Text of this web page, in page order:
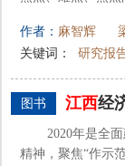
作者： 麻智辉
关键词：
研究报
图书 江西经
2020年是全
精神，聚焦“作示